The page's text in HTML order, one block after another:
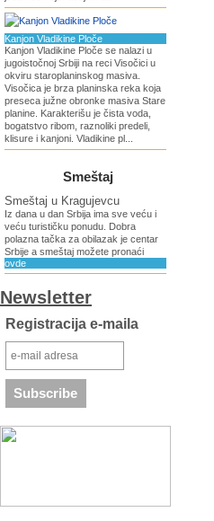
Kanjon Vladikine Ploče
Kanjon Vladikine Ploče se nalazi u
jugoistočnoj Srbiji na reci Visočici u
okviru staroplaninskog masiva.
Visočica je brza planinska reka koja
preseca južne obronke masiva Stare
planine. Karakterišu je čista voda,
bogatstvo ribom, raznoliki predeli,
klisure i kanjoni. Vladikine pl...
Smeštaj
Smeštaj u Kragujevcu
Iz dana u dan Srbija ima sve veću i
veću turističku ponudu. Dobra
polazna tačka za obilazak je centar
Srbije a smeštaj možete pronaći
ovde
Newsletter
Registracija e-maila